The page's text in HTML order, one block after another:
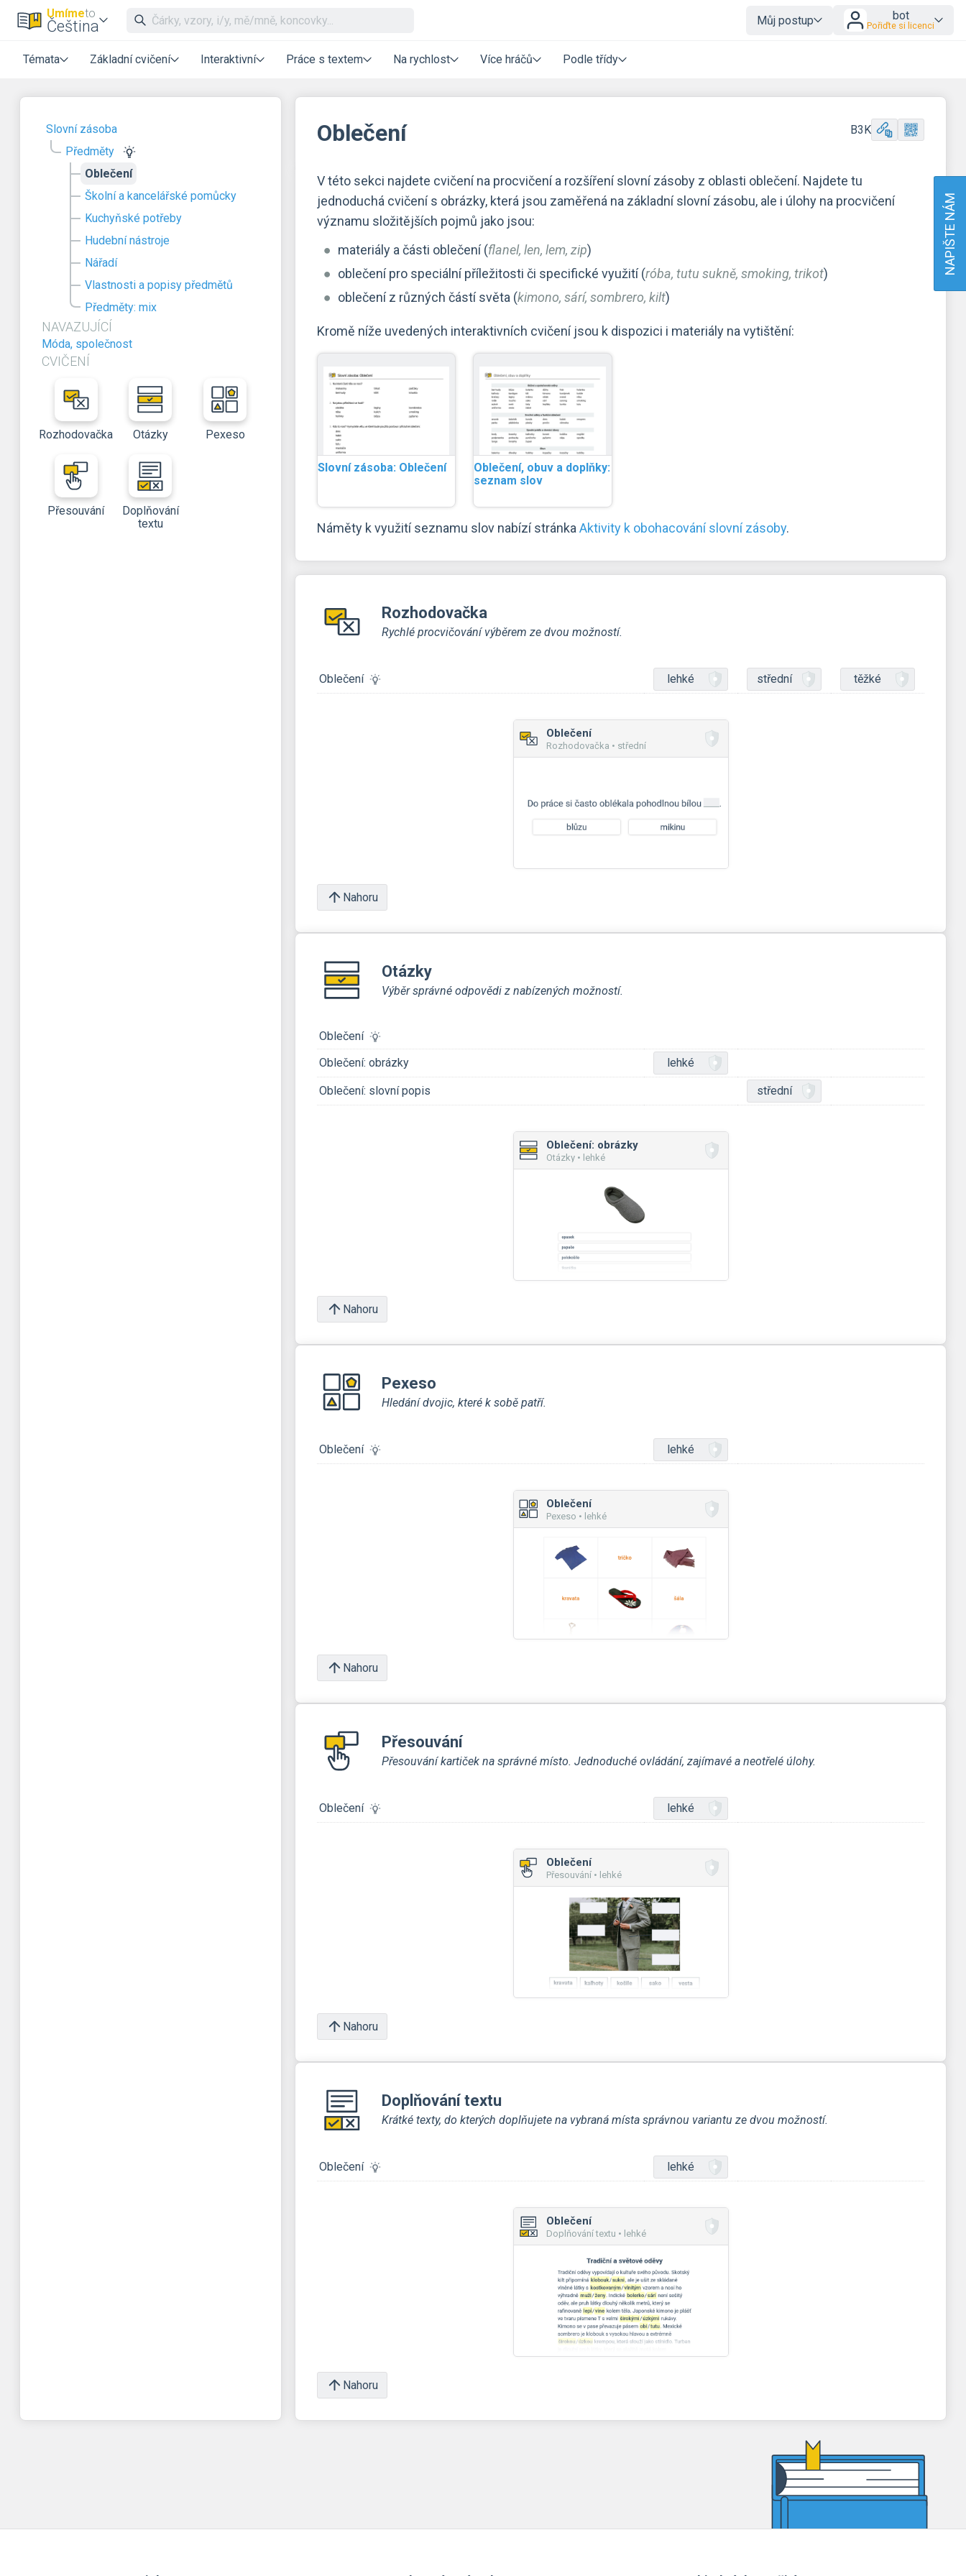
Umímeto
Čeština Můj postup bot
Pořiďte si licenci
Témata Základní cvičení Interaktivní Práce s textem Na rychlost Více hráčů Podle třídy
Slovní zásoba
Předměty
Oblečení
Školní a kancelářské pomůcky
Kuchyňské potřeby
Hudební nástroje
Nářadí
Vlastnosti a popisy předmětů
Předměty: mix
NAVAZUJÍCÍ
Móda, společnost
CVIČENÍ
Rozhodovačka Otázky Pexeso
Přesouvání
Doplňování
textu
Oblečení B3K
V této sekci najdete cvičení na procvičení a rozšíření slovní zásoby z oblasti oblečení. Najdete tu
jednoduchá cvičení s obrázky, která jsou zaměřená na základní slovní zásobu, ale i úlohy na procvičení
významu složitějších pojmů jako jsou:
materiály a části oblečení (flanel, len, lem, zip)
oblečení pro speciální příležitosti či specifické využití (róba, tutu sukně, smoking, trikot)
oblečení z různých částí světa (kimono, sárí, sombrero, kilt)
Kromě níže uvedených interaktivních cvičení jsou k dispozici i materiály na vytištění:
Slovní zásoba: Oblečení
Oblečení, obuv a doplňky:
seznam slov
Náměty k využití seznamu slov nabízí stránka Aktivity k obohacování slovní zásoby.
Rozhodovačka
Rychlé procvičování výběrem ze dvou možností.
Oblečení lehké střední těžké
Oblečení
Rozhodovačka • střední
Nahoru
Otázky
Výběr správné odpovědi z nabízených možností.
Oblečení
Oblečení: obrázky
lehké
Oblečení: slovní popis střední
Oblečení: obrázky
Otázky • lehké
Nahoru
Pexeso
Hledání dvojic, které k sobě patří.
Oblečení lehké
Oblečení
Pexeso • lehké
Nahoru
Přesouvání
Přesouvání kartiček na správné místo. Jednoduché ovládání, zajímavé a neotřelé úlohy.
Oblečení lehké
Oblečení
Přesouvání • lehké
Nahoru
Doplňování textu
Krátké texty, do kterých doplňujete na vybraná místa správnou variantu ze dvou možností.
Oblečení lehké
Oblečení
Doplňování textu • lehké
Nahoru
NAPIŠTE NÁM